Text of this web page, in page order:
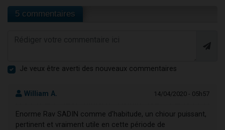
5 commentaires
Je veux être averti des nouveaux commentaires
William A. 14/04/2020 - 05h57
Enorme Rav SADIN comme d'habitude, un chiour puissant,
pertinent et vraiment utile en cette période de